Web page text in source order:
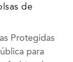
de
Protegidas
para